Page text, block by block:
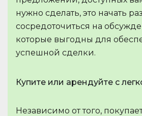
нужно сделать, это начать
сосредоточиться на
которые выгодны для
успешной сделки.
Купите или арендуйте с
Независимо от того,